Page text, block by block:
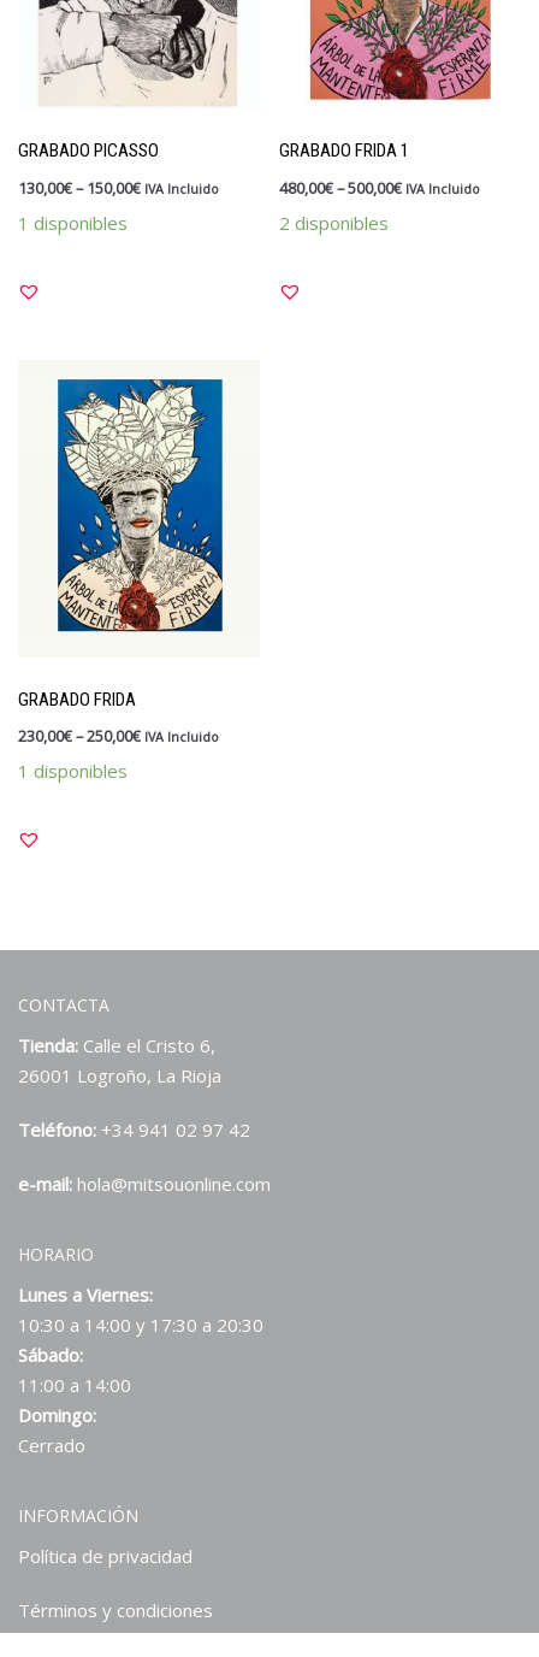
GRABADO PICASSO
130,00€–150,00€ IVA Incluido
1 disponibles
GRABADO FRIDA 1
480,00€–500,00€ IVA Incluido
2 disponibles
GRABADO FRIDA
230,00€–250,00€ IVA Incluido
1 disponibles
CONTACTA
Tienda: Calle el Cristo 6,
26001 Logroño, La Rioja
Teléfono: +34 941 02 97 42
e-mail: hola@mitsouonline.com
HORARIO
Lunes a Viernes:
10:30 a 14:00 y 17:30 a 20:30
Sábado:
11:00 a 14:00
Domingo:
Cerrado
INFORMACIÓN
Política de privacidad
Términos y condiciones